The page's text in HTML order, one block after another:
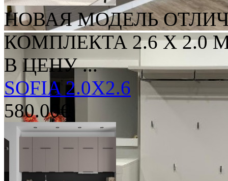
НОВАЯ МОДЕЛЬ
КОМПЛЕКТА 2.6 Х
В ЦЕНУ ...
SOFIA 2.0X2.6
580.00€